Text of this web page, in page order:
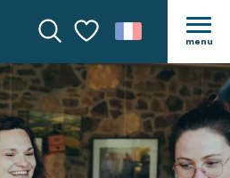
Recherche
Voir les favoris
menu